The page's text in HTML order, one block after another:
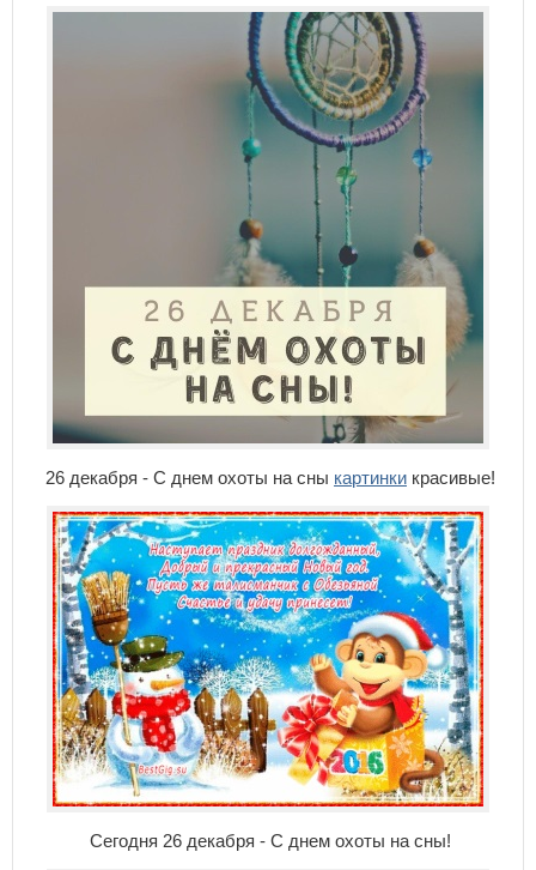
26 декабря - С днем охоты на сны картинки красивые!
Сегодня 26 декабря - С днем охоты на сны!